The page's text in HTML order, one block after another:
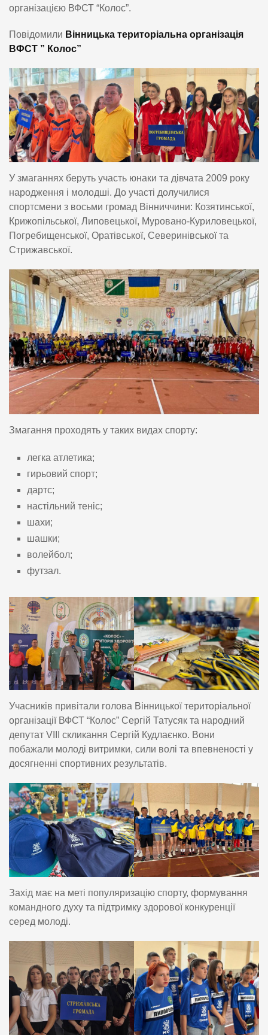
організацією ВФСТ “Колос”.
Повідомили Вінницька територіальна організація
ВФСТ ” Колос”
У змаганнях беруть участь юнаки та дівчата 2009 року
народження і молодші. До участі долучилися
спортсмени з восьми громад Вінниччини: Козятинської,
Крижопільської, Липовецької, Муровано-Куриловецької,
Погребищенської, Оратівської, Северинівської та
Стрижавської.
Змагання проходять у таких видах спорту:
легка атлетика;
гирьовий спорт;
дартс;
настільний теніс;
шахи;
шашки;
волейбол;
футзал.
Учасників привітали голова Вінницької територіальної
організації ВФСТ “Колос” Сергій Татусяк та народний
депутат VIII скликання Сергій Кудлаєнко. Вони
побажали молоді витримки, сили волі та впевненості у
досягненні спортивних результатів.
Захід має на меті популяризацію спорту, формування
командного духу та підтримку здорової конкуренції
серед молоді.